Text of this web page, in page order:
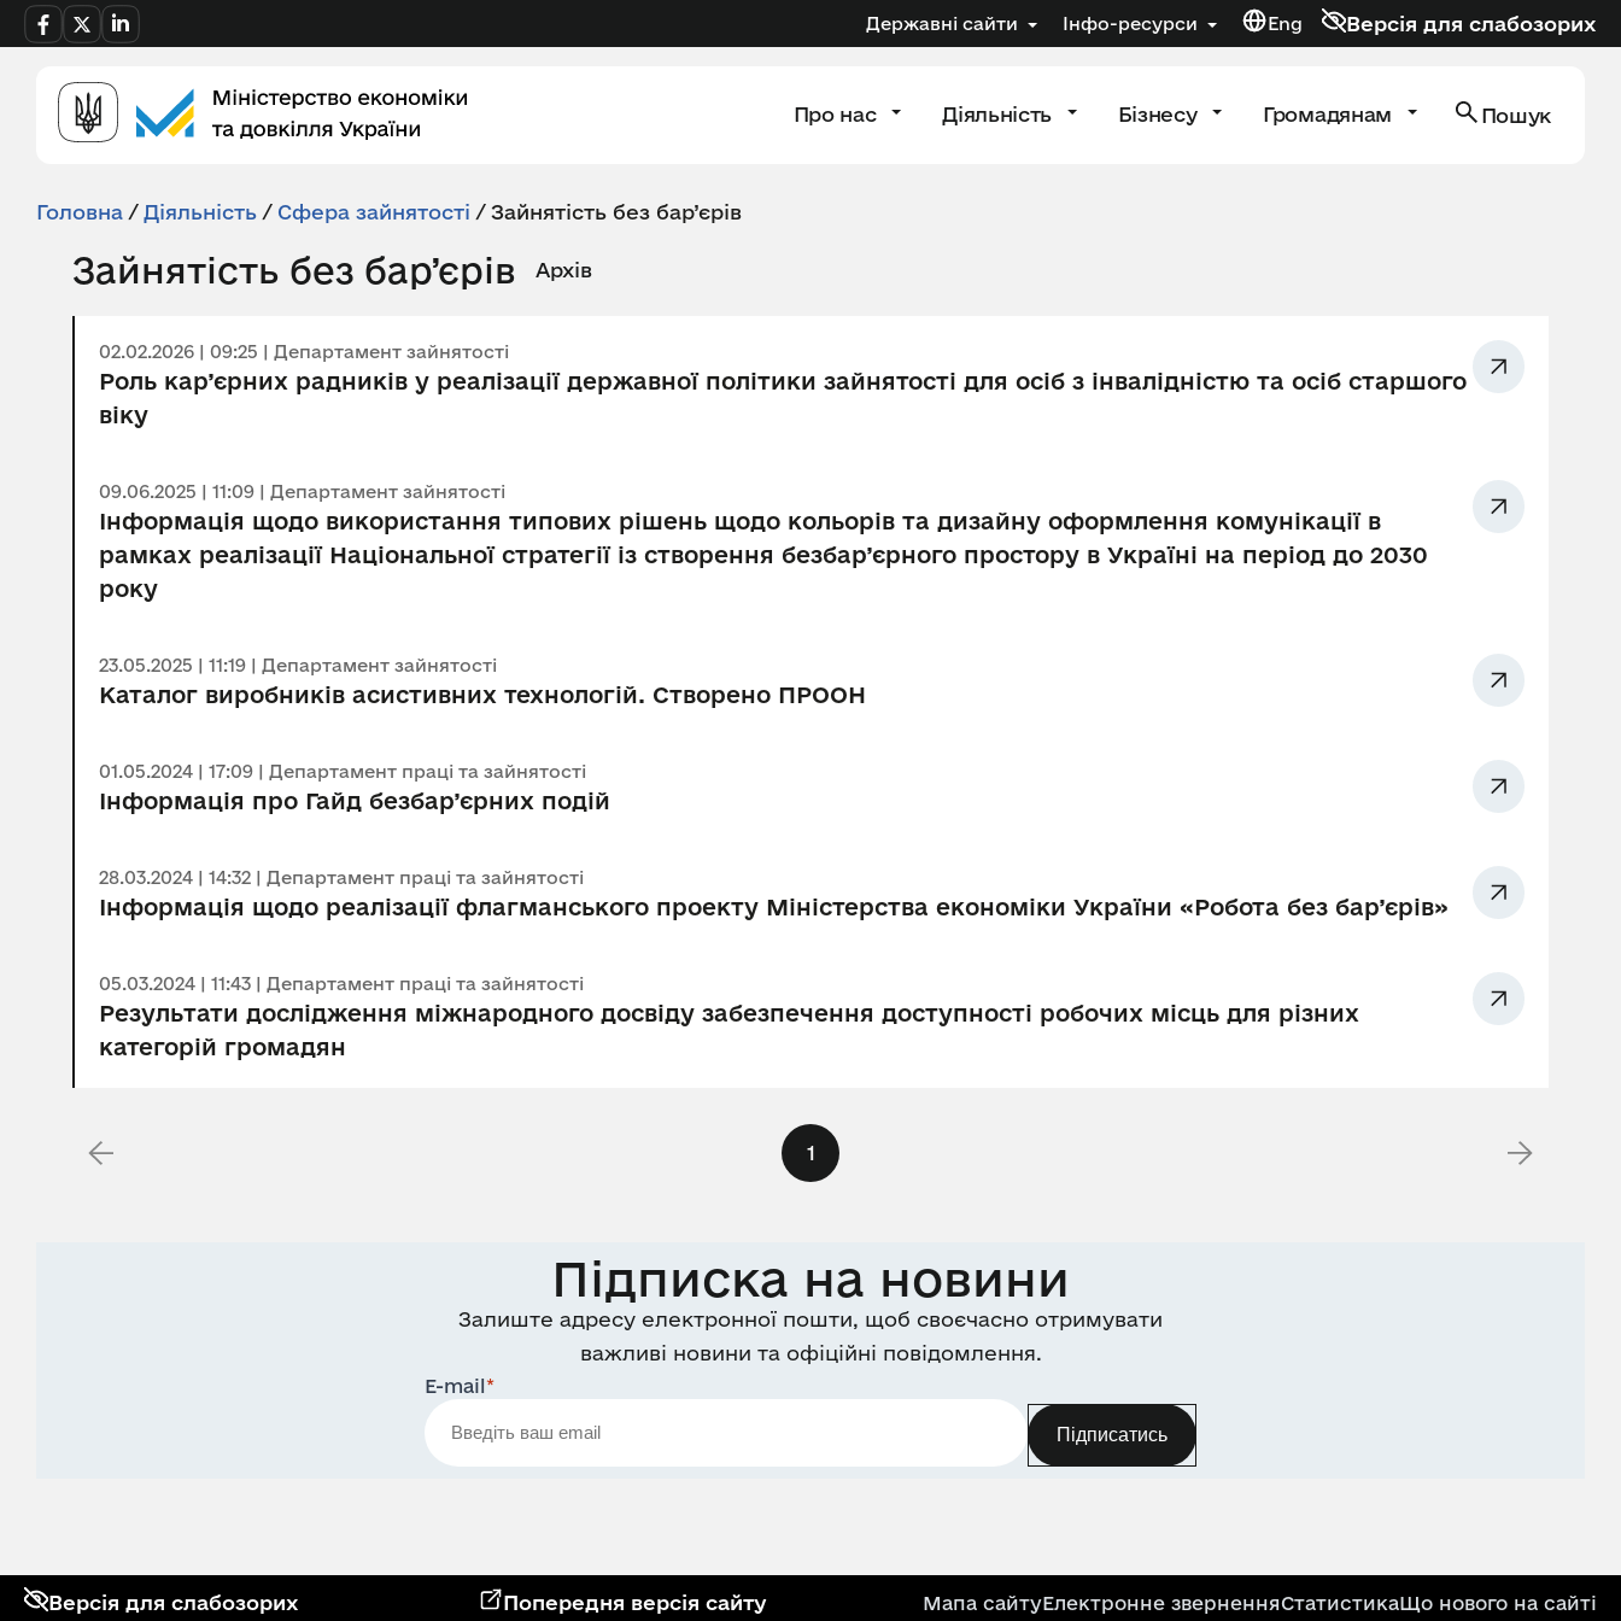
Державні сайти Інфо-ресурси Eng Версія для слабозорих
Про нас Діяльність Бізнесу Громадянам Пошук
Головна / Діяльність / Сфера зайнятості / Зайнятість без бар’єрів
Зайнятість без бар’єрів Архів
02.02.2026 | 09:25 | Департамент зайнятості
Роль кар’єрних радників у реалізації державної політики зайнятості для осіб з інвалідністю та осіб старшого
віку
09.06.2025 | 11:09 | Департамент зайнятості
Інформація щодо використання типових рішень щодо кольорів та дизайну оформлення комунікації в
рамках реалізації Національної стратегії із створення безбар’єрного простору в Україні на період до 2030
року
23.05.2025 | 11:19 | Департамент зайнятості
Каталог виробників асистивних технологій. Створено ПРООН
01.05.2024 | 17:09 | Департамент праці та зайнятості
Інформація про Гайд безбар’єрних подій
28.03.2024 | 14:32 | Департамент праці та зайнятості
Інформація щодо реалізації флагманського проекту Міністерства економіки України «Робота без бар’єрів»
05.03.2024 | 11:43 | Департамент праці та зайнятості
Результати дослідження міжнародного досвіду забезпечення доступності робочих місць для різних
категорій громадян
1
Підписка на новини
Залиште адресу електронної пошти, щоб своєчасно отримувати
важливі новини та офіційні повідомлення.
E-mail*
Підписатись
Версія для слабозорих Попередня версія сайту Мапа сайтуЕлектронне зверненняСтатистикаЩо нового на сайті